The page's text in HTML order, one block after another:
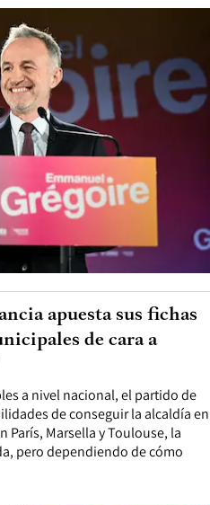
a nivel nacional, el partido de
de conseguir la alcaldía en
París, Marsella y Toulouse, la
pero dependiendo de cómo
apuesta sus fichas
de cara a